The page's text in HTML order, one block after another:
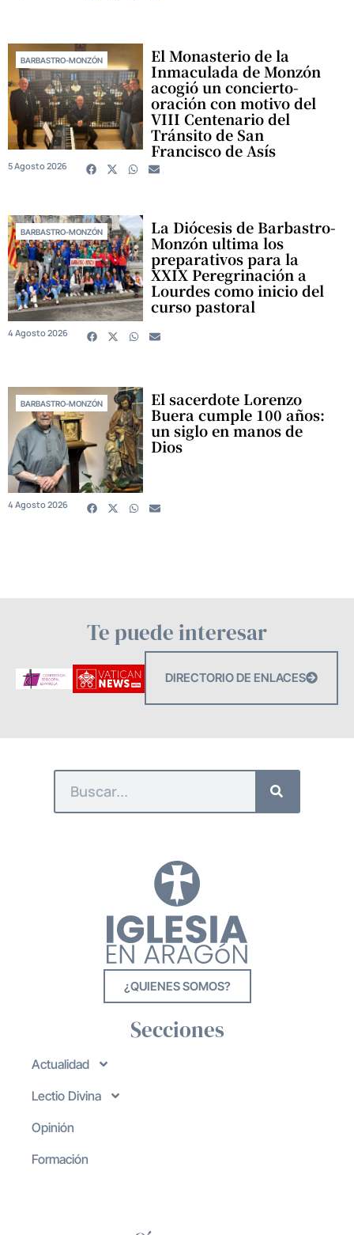
BARBASTRO-MONZÓN El Monasterio de la
Inmaculada de Monzón
acogió un concierto-
oración con motivo del
VIII Centenario del
Tránsito de San
Francisco de Asís
5 Agosto 2026
BARBASTRO-MONZÓN La Diócesis de Barbastro-
Monzón ultima los
preparativos para la
XXIX Peregrinación a
Lourdes como inicio del
curso pastoral
4 Agosto 2026
BARBASTRO-MONZÓN El sacerdote Lorenzo
Buera cumple 100 años:
un siglo en manos de
Dios
4 Agosto 2026
Te puede interesar
DIRECTORIO DE ENLACES
¿QUIENES SOMOS?
Secciones
Actualidad
Lectio Divina
Opinión
Formación